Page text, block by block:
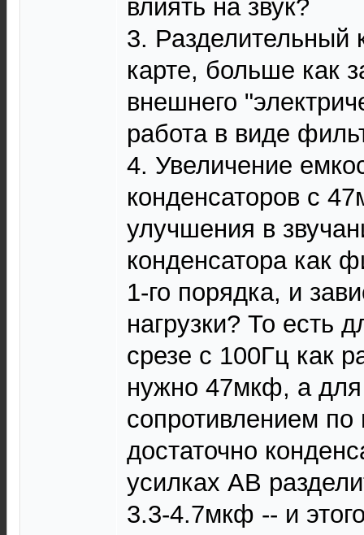
влиять на звук?
3. Разделительный
карте, больше как
внешнего
работа в виде
4. Увеличение
конденсаторов с
улучшения в
конденсатора как
1-го порядка, и
нагрузки? То есть
срезе с 100Гц как
нужно 47мкф, а для
сопротивлением
достаточно
усилках АВ
3.3-4.7мкф -- и